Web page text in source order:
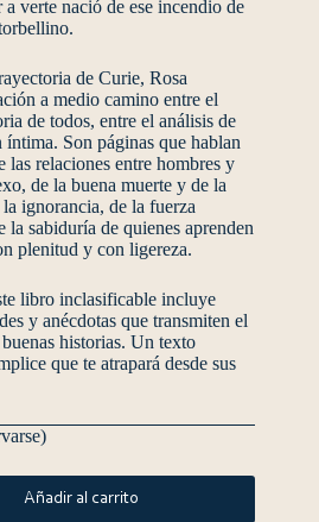
verte nació de ese incendio de
de Curie, Rosa
a medio camino entre el
de todos, entre el análisis de
Son páginas que hablan
las relaciones entre hombres y
de la buena muerte y de la
ignorancia, de la fuerza
la sabiduría de quienes aprenden
plenitud y con ligereza.
libro inclasificable incluye
y anécdotas que transmiten el
historias. Un texto
que te atrapará desde sus
Añadir al carrito